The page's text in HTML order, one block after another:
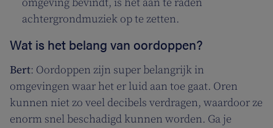
omgeving bevindt, is het aan te raden
achtergrondmuziek op te zetten.
Wat is het belang van oordoppen?
Bert: Oordoppen zijn super belangrijk in
omgevingen waar het er luid aan toe gaat. Oren
kunnen niet zo veel decibels verdragen, waardoor ze
enorm snel beschadigd kunnen worden. Ga je